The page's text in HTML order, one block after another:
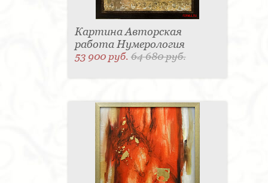
Картина Авторская
работа Нумерология
53 900 руб.64 680 руб.